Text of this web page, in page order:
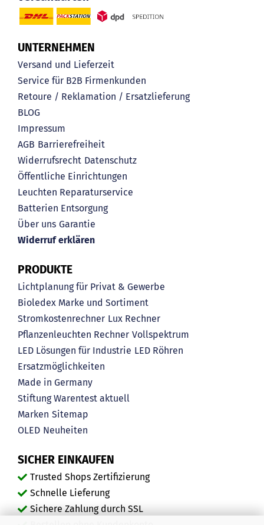
UNTERNEHMEN
Versand und Lieferzeit
Service für B2B Firmenkunden
Retoure / Reklamation / Ersatzlieferung
BLOG
Impressum
AGB Barrierefreiheit
Widerrufsrecht Datenschutz
Öffentliche Einrichtungen
Leuchten Reparaturservice
Batterien Entsorgung
Über uns Garantie
Widerruf erklären
PRODUKTE
Lichtplanung für Privat & Gewerbe
Bioledex Marke und Sortiment
Stromkostenrechner Lux Rechner
Pflanzenleuchten Rechner Vollspektrum
LED Lösungen für Industrie LED Röhren
Ersatzmöglichkeiten
Made in Germany
Stiftung Warentest aktuell
Marken Sitemap
OLED Neuheiten
SICHER EINKAUFEN
Trusted Shops Zertifizierung
Schnelle Lieferung
Sichere Zahlung durch SSL